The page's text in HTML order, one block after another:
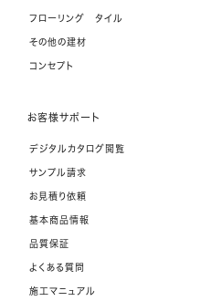
フローリング タイル
その他の建材
コンセプト
お客様サポート
デジタルカタログ閲覧
サンプル請求
お見積り依頼
基本商品情報
品質保証
よくある質問
施工マニュアル